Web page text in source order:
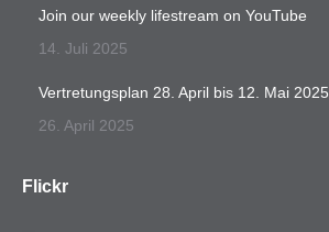
Join our weekly lifestream on YouTube
14. Juli 2025
Vertretungsplan 28. April bis 12. Mai 2025
26. April 2025
Flickr